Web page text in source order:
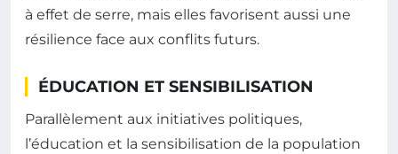
à effet de serre, mais elles favorisent aussi une
résilience face aux conflits futurs.
ÉDUCATION ET SENSIBILISATION
Parallèlement aux initiatives politiques,
l’éducation et la sensibilisation de la population